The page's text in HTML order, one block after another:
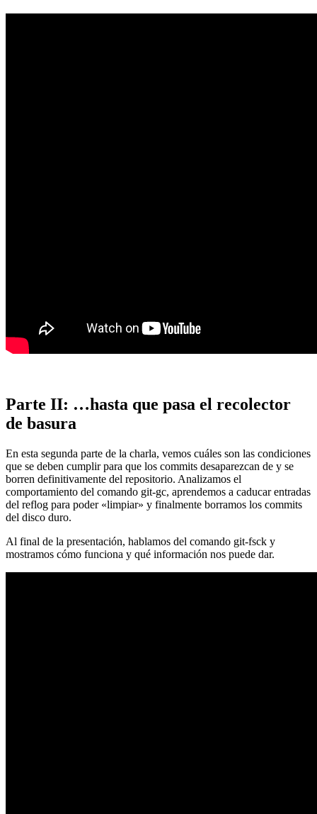
Parte II: …hasta que pasa el recolector
de basura
En esta segunda parte de la charla, vemos cuáles son las condiciones
que se deben cumplir para que los commits desaparezcan de y se
borren definitivamente del repositorio. Analizamos el
comportamiento del comando git-gc, aprendemos a caducar entradas
del reflog para poder «limpiar» y finalmente borramos los commits
del disco duro.
Al final de la presentación, hablamos del comando git-fsck y
mostramos cómo funciona y qué información nos puede dar.